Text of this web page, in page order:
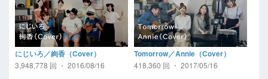
にじいろ／絢香（Cover）
3,948,778 回 ・ 2016/08/16
Tomorrow／Annie（Cover）
418,360 回 ・ 2017/05/16